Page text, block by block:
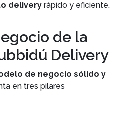
delivery rápido y eficiente.
de la
Delivery
de negocio sólido y
en tres pilares